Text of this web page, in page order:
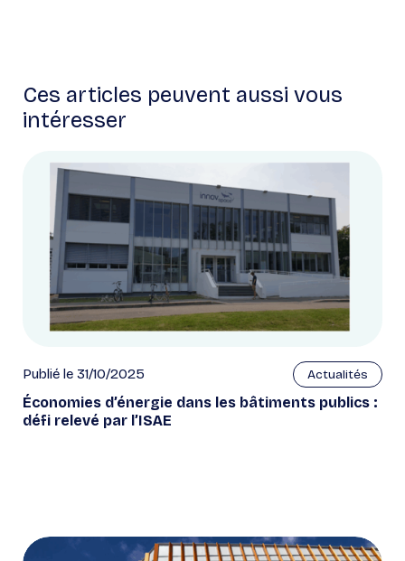
Ces articles peuvent aussi vous
intéresser
Publié le 31/10/2025 Actualités
Économies d’énergie dans les bâtiments publics :
défi relevé par l’ISAE